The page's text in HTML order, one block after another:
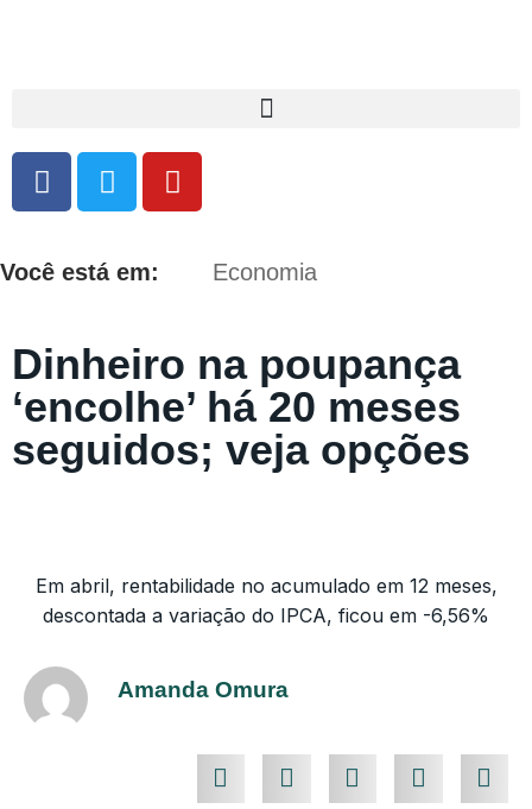
Você está em: Economia
Dinheiro na poupança
‘encolhe’ há 20 meses
seguidos; veja opções
Em abril, rentabilidade no acumulado em 12 meses,
descontada a variação do IPCA, ficou em -6,56%
Amanda Omura